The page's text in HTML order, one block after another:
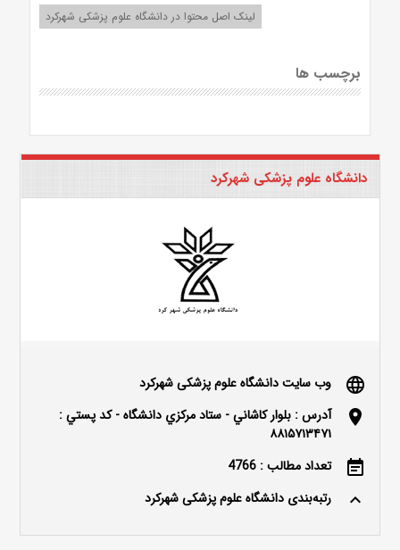
لینک اصل محتوا در دانشگاه علوم پزشکی شهرکرد
برچسب ها
دانشگاه علوم پزشکی شهرکرد
language وب سایت دانشگاه علوم پزشکی شهرکرد
location_on
آدرس : بلوار كاشاني - ستاد مركزي دانشگاه - كد پستي :
۸۸۱۵۷۱۳۴۷۱
event_note تعداد مطالب : 4766
keyboard_arrow_up رتبه‌بندی دانشگاه علوم پزشکی شهرکرد